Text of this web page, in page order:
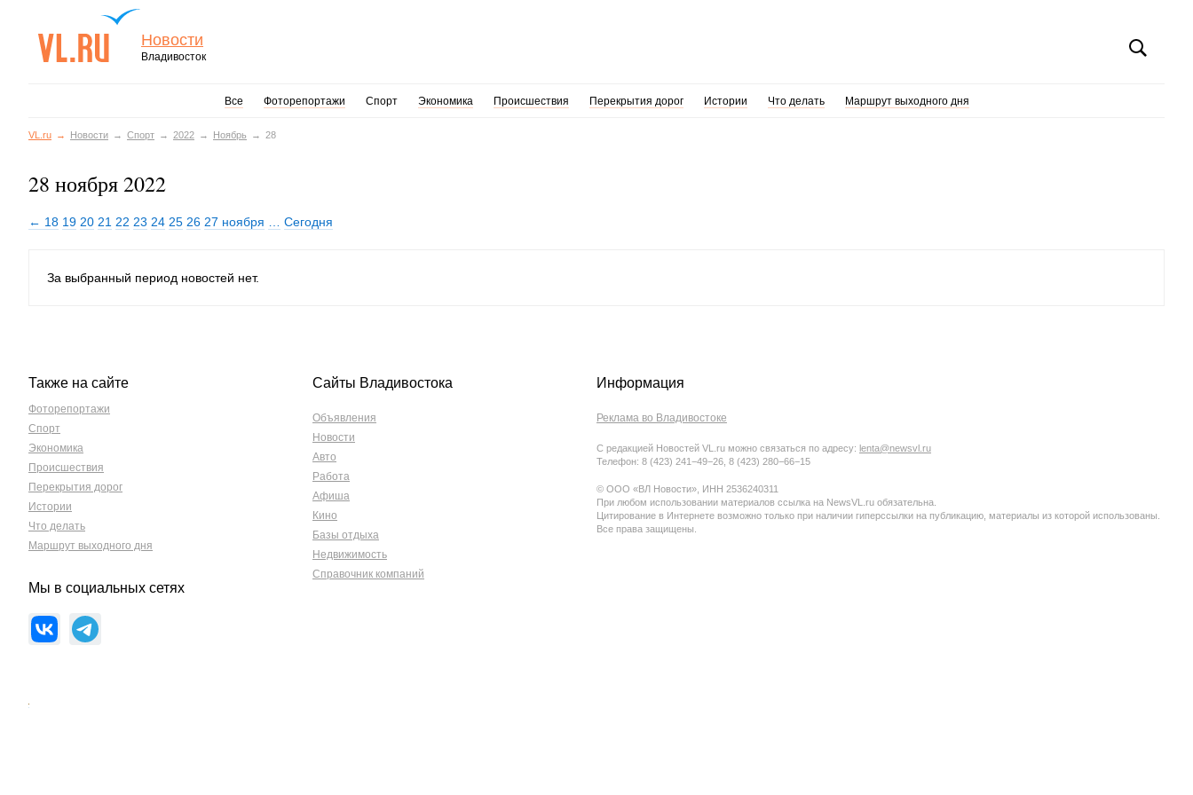
Новости
Владивосток
Все Фоторепортажи Спорт Экономика Происшествия Перекрытия дорог Истории Что делать Маршрут выходного дня
VL.ru Новости Спорт 2022 Ноябрь 28
28 ноября 2022
← 18 19 20 21 22 23 24 25 26 27 ноября Сегодня
За выбранный период новостей нет.
Также на сайте
Фоторепортажи
Спорт
Экономика
Происшествия
Перекрытия дорог
Истории
Что делать
Маршрут выходного дня
Мы в социальных сетях
Сайты Владивостока
Объявления
Новости
Авто
Работа
Афиша
Кино
Базы отдыха
Недвижимость
Справочник компаний
Информация
Реклама во Владивостоке
С редакцией Новостей VL.ru можно связаться по адресу: lenta@newsvl.ru
Телефон: 8 (423) 241−49−26, 8 (423) 280−66−15
© ООО «ВЛ Новости», ИНН 2536240311
При любом использовании материалов ссылка на NewsVL.ru обязательна.
Цитирование в Интернете возможно только при наличии гиперссылки на публикацию, материалы из которой использованы.
Все права защищены.